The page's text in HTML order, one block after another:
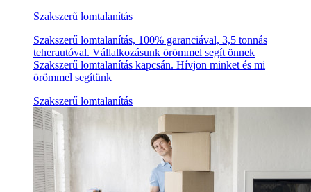
Szakszerű lomtalanítás
Szakszerű lomtalanítás, 100% garanciával, 3,5 tonnás
teherautóval. Vállalkozásunk örömmel segít önnek
Szakszerű lomtalanítás kapcsán. Hívjon minket és mi
örömmel segítünk
Szakszerű lomtalanítás